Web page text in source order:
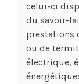
celui-ci
du savoir-
prestations
ou de
électrique,